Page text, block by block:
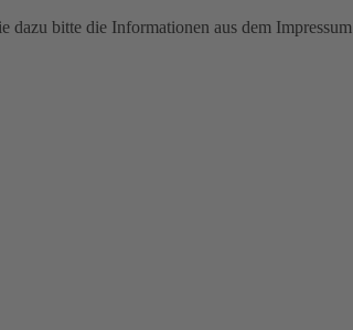
bitte die Informationen aus dem